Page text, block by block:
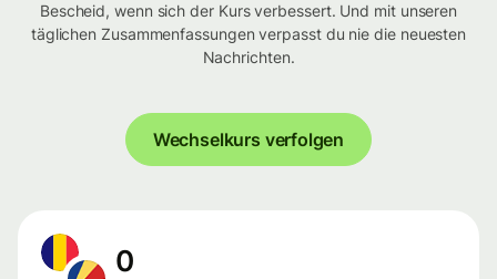
Bescheid, wenn sich der Kurs verbessert. Und mit unseren
täglichen Zusammenfassungen verpasst du nie die neuesten
Nachrichten.
Wechselkurs verfolgen
0